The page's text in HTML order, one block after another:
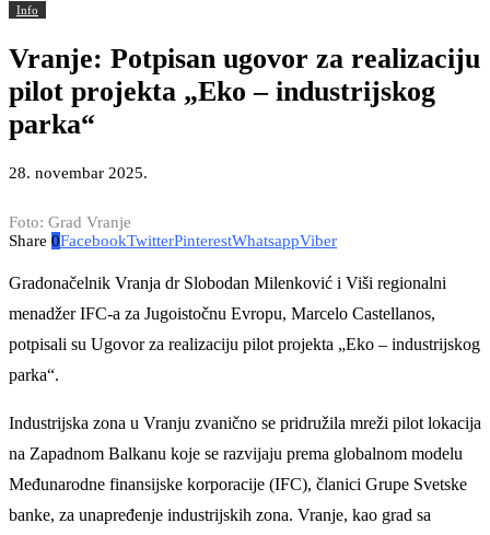
Info
Vranje: Potpisan ugovor za realizaciju
pilot projekta „Eko – industrijskog
parka“
28. novembar 2025.
Foto: Grad Vranje
Share 0FacebookTwitterPinterestWhatsappViber
Gradonačelnik Vranja dr Slobodan Milenković i Viši regionalni
menadžer IFC-a za Jugoistočnu Evropu, Marcelo Castellanos,
potpisali su Ugovor za realizaciju pilot projekta „Eko – industrijskog
parka“.
Industrijska zona u Vranju zvanično se pridružila mreži pilot lokacija
na Zapadnom Balkanu koje se razvijaju prema globalnom modelu
Međunarodne finansijske korporacije (IFC), članici Grupe Svetske
banke, za unapređenje industrijskih zona. Vranje, kao grad sa